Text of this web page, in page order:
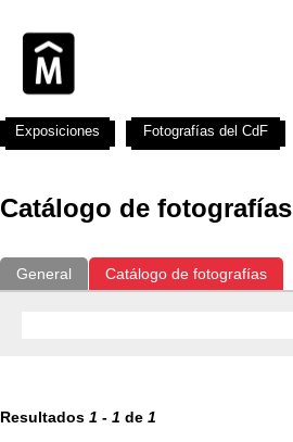
Catálogo de fotografías
General Catálogo de fotografías
Resultados 1 - 1 de 1
Exposiciones Fotografías del CdF